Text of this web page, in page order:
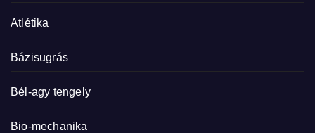
Atlétika
Bázisugrás
Bél-agy tengely
Bio-mechanika